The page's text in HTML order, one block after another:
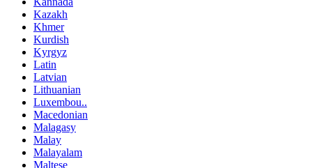
Kazakh
Khmer
Kurdish
Kyrgyz
Latin
Latvian
Lithuanian
Luxembou..
Macedonian
Malagasy
Malay
Malayalam
Maltese